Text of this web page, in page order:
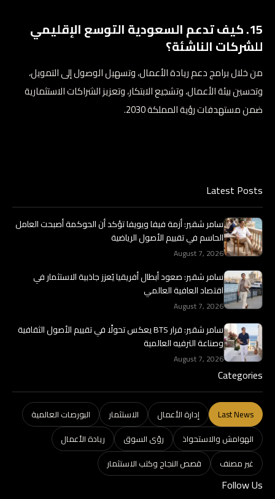
15. كيف تدعم السعودية التوسع الإقليمي
للشركات الناشئة؟
من خلال برامج دعم ريادة الأعمال، وتسهيل الوصول إلى التمويل،
وتحسين بيئة الأعمال، وتشجيع الابتكار، وتعزيز الشراكات الاستثمارية
ضمن مستهدفات رؤية المملكة 2030.
Latest Posts
سامر شقير: أزمة فيفا ويويفا تؤكد أن الحوكمة أصبحت العامل
الحاسم في تقييم الأصول الرياضية
August 7, 2026
سامر شقير: صعود أبطال أفريقيا يُعزز جاذبية الاستثمار في
اقتصاد العافية العالمي
August 7, 2026
سامر شقير: قرار BTS يعكس تحولًا في تقييم الأصول الثقافية
وصناعة الترفيه العالمية
August 7, 2026
Categories
Last News إدارة الأعمال الاستثمار
البورصات العالمية
الهوامش والاستحواذ
رؤى السوق
ريادة الأعمال
غير مصنف
قصص النجاح وكتب الاستثمار
Follow Us